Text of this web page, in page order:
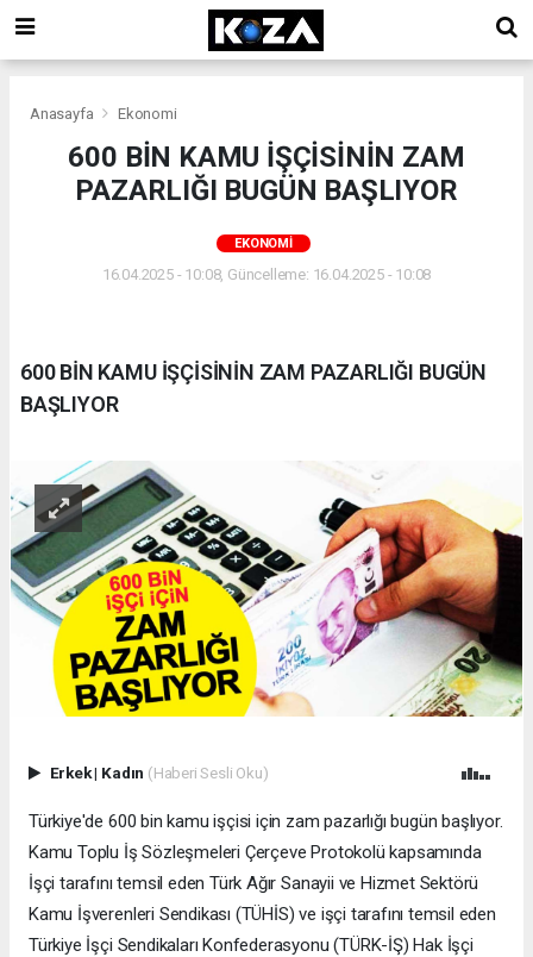
Anasayfa Ekonomi
600 BİN KAMU İŞÇİSİNİN ZAM
PAZARLIĞI BUGÜN BAŞLIYOR
EKONOMI
16.04.2025 - 10:08, Güncelleme: 16.04.2025 - 10:08
600 BİN KAMU İŞÇİSİNİN ZAM PAZARLIĞI BUGÜN
BAŞLIYOR
Erkek| Kadın (Haberi Sesli Oku)
Türkiye'de 600 bin kamu işçisi için zam pazarlığı bugün başlıyor.
Kamu Toplu İş Sözleşmeleri Çerçeve Protokolü kapsamında
İşçi tarafını temsil eden Türk Ağır Sanayii ve Hizmet Sektörü
Kamu İşverenleri Sendikası (TÜHİS) ve işçi tarafını temsil eden
Türkiye İşçi Sendikaları Konfederasyonu (TÜRK-İŞ) Hak İşçi